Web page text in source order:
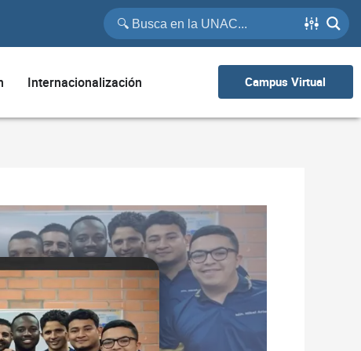
Internacionalización Campus Virtual